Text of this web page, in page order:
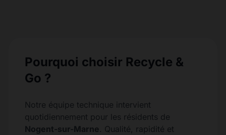
Pourquoi choisir Recycle &
Go ?
Notre équipe technique intervient
quotidiennement pour les résidents de
Nogent-sur-Marne. Qualité, rapidité et